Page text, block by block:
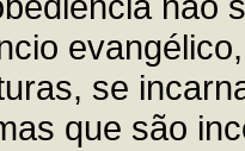
se
que são